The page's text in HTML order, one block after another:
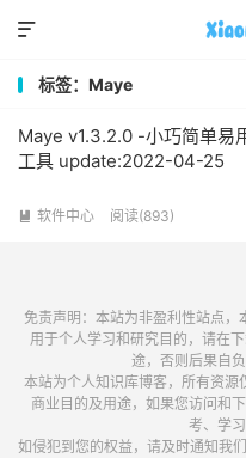

标签：Maye
Maye v1.3.2.0 -小巧简单易
工具 update:2022-04-25
 软件中心 阅读(893)
免责声明：本站为非盈利性站点
用于个人学习和研究目的，请在
途，否则后果自
本站为个人知识库博客，所有资
商业目的及用途，如果您访问和
考、学
如侵犯到您的权益，请及时通知我